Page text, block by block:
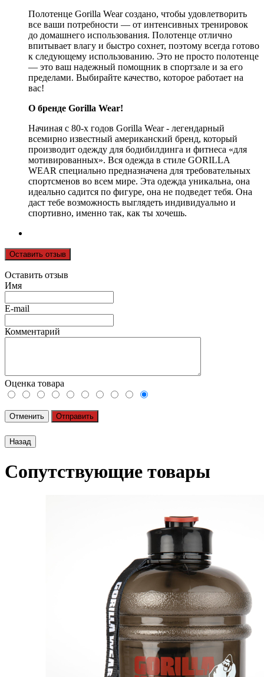
Полотенце Gorilla Wear создано, чтобы удовлетворить
все ваши потребности — от интенсивных тренировок
до домашнего использования. Полотенце отлично
впитывает влагу и быстро сохнет, поэтому всегда готово
к следующему использованию. Это не просто полотенце
— это ваш надежный помощник в спортзале и за его
пределами. Выбирайте качество, которое работает на
вас!
О бренде Gorilla Wear!
Начиная с 80-х годов Gorilla Wear - легендарный
всемирно известный американский бренд, который
производит одежду для бодибилдинга и фитнеса «для
мотивированных». Вся одежда в стиле GORILLA
WEAR специально предназначена для требовательных
спортсменов во всем мире. Эта одежда уникальна, она
идеально садится по фигуре, она не подведет тебя. Она
даст тебе возможность выглядеть индивидуально и
спортивно, именно так, как ты хочешь.
Оставить отзыв
Оставить отзыв
Имя
E-mail
Комментарий
Оценка товара
Отменить Отправить
Сопутствующие товары